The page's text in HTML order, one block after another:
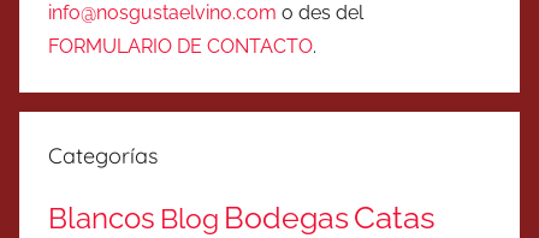
info@nosgustaelvino.com o des del
FORMULARIO DE CONTACTO.
Categorías
Blancos Blog BodegasCatas